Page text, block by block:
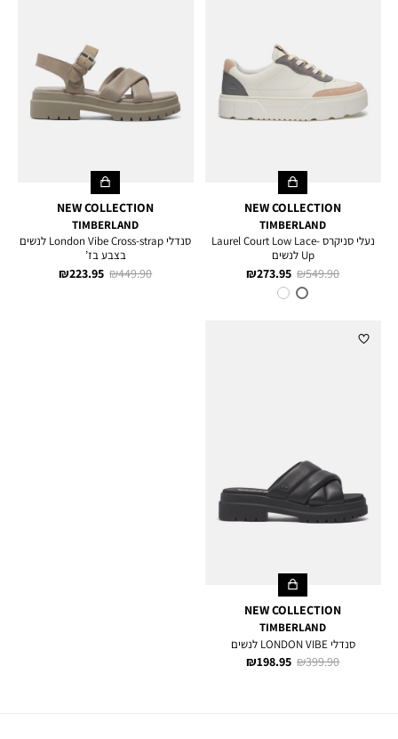
NEW COLLECTION
TIMBERLAND
נעלי סניקרס Laurel Court Low Lace-
Up לנשים
מחיר
מוצר
273.95 ₪
מחיר
549.90 ₪
צבע
NATURAL
NEW COLLECTION
TIMBERLAND
סנדלי London Vibe Cross-strap לנשים
בצבע בז’
מחיר
223.95 ₪
מחיר
449.90 ₪
NEW COLLECTION
TIMBERLAND
סנדלי LONDON VIBE לנשים
מחיר
198.95 ₪
מחיר
399.90 ₪